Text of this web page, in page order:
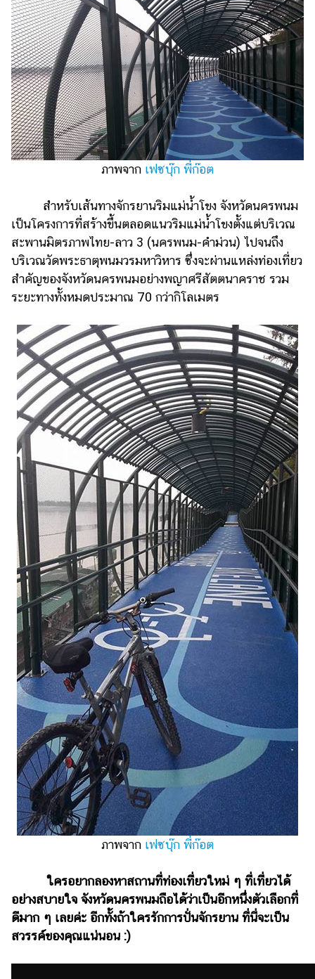
เรียน
เลข
ออนไลน์
ติดต่อ
โฆษณา
แจ้ง
ปัญหา
ร่วม
ภาพจาก เฟซบุ๊ก พี่ก๊อต
สำหรับเส้นทางจักรยานริมแม่น้ำโขง จังหวัดนครพนม
เป็นโครงการที่สร้างขึ้นตลอดแนวริมแม่น้ำโขงตั้งแต่บริเวณ
สะพานมิตรภาพไทย-ลาว 3 (นครพนม-คำม่วน) ไปจนถึง
บริเวณวัดพระธาตุพนมวรมหาวิหาร ซึ่งจะผ่านแหล่งท่องเที่ยว
สำคัญของจังหวัดนครพนมอย่างพญาศรีสัตตนาคราช รวม
ระยะทางทั้งหมดประมาณ 70 กว่ากิโลเมตร
ภาพจาก เฟซบุ๊ก พี่ก๊อต
ใครอยากลองหาสถานที่ท่องเที่ยวใหม่ ๆ ที่เที่ยวได้
อย่างสบายใจ จังหวัดนครพนมถือได้ว่าเป็นอีกหนึ่งตัวเลือกที่
ดีมาก ๆ เลยค่ะ อีกทั้งถ้าใครรักการปั่นจักรยาน ที่นี่จะเป็น
สวรรค์ของคุณแน่นอน :)